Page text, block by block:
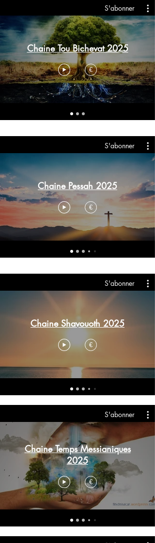
S'abonner
Chaine Tou Bichevat 2025
€
S'abonner
Chaine Pessah 2025
€
S'abonner
Chaine Shavouoth 2025
€
S'abonner
Chaine Temps Messianiques
2025
€